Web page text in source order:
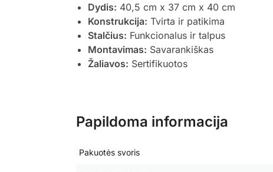
Dydis: 40,5 cm x 37 cm x 40 cm
Konstrukcija: Tvirta ir patikima
Stalčius: Funkcionalus ir talpus
Montavimas: Savarankiškas
Žaliavos: Sertifikuotos
Papildoma informacija
Pakuotės svoris